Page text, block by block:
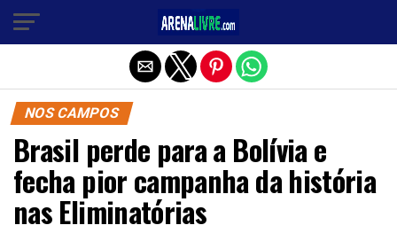
NOS CAMPOS
Brasil perde para a Bolívia e
fecha pior campanha da história
nas Eliminatórias
Sair da versão mobile